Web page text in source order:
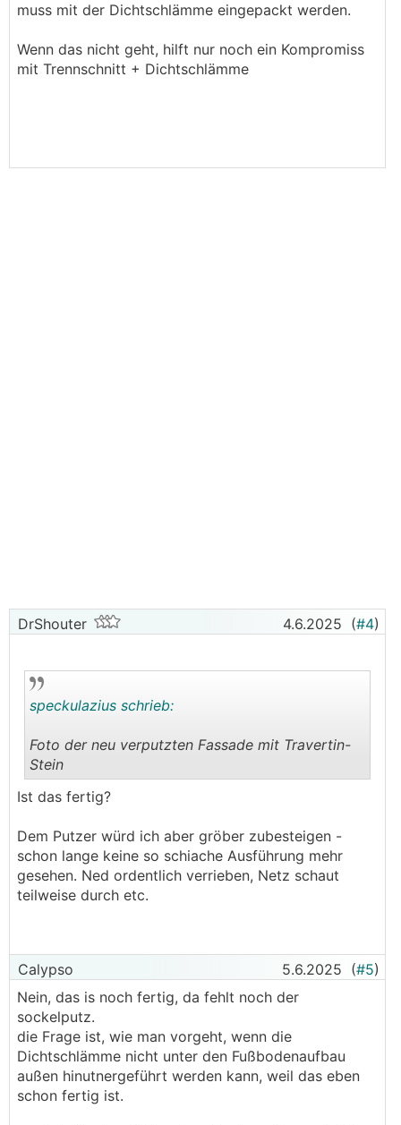
muss mit der Dichtschlämme eingepackt werden.
Wenn das nicht geht, hilft nur noch ein Kompromiss
mit Trennschnitt + Dichtschlämme
DrShouter 4.6.2025 (#4)
..
speckulazius schrieb:
Foto der neu verputzten Fassade mit Travertin-
Stein
Ist das fertig?
Dem Putzer würd ich aber gröber zubesteigen -
schon lange keine so schiache Ausführung mehr
gesehen. Ned ordentlich verrieben, Netz schaut
teilweise durch etc.
Calypso 5.6.2025 (#5)
Nein, das is noch fertig, da fehlt noch der
sockelputz.
die Frage ist, wie man vorgeht, wenn die
Dichtschlämme nicht unter den Fußbodenaufbau
außen hinutnergeführt werden kann, weil das eben
schon fertig ist.